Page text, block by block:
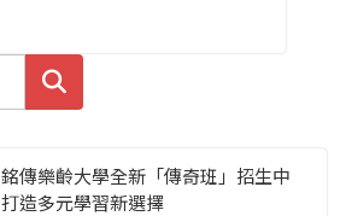
搜尋
銘傳樂齡大學全新「傳奇班」招生中
打造多元學習新選擇